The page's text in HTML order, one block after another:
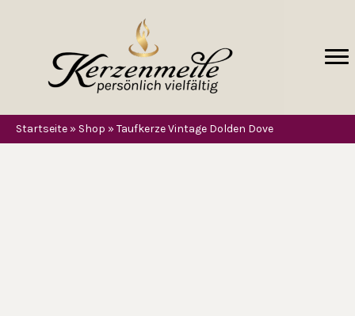
Startseite » Shop » Taufkerze Vintage Dolden Dove